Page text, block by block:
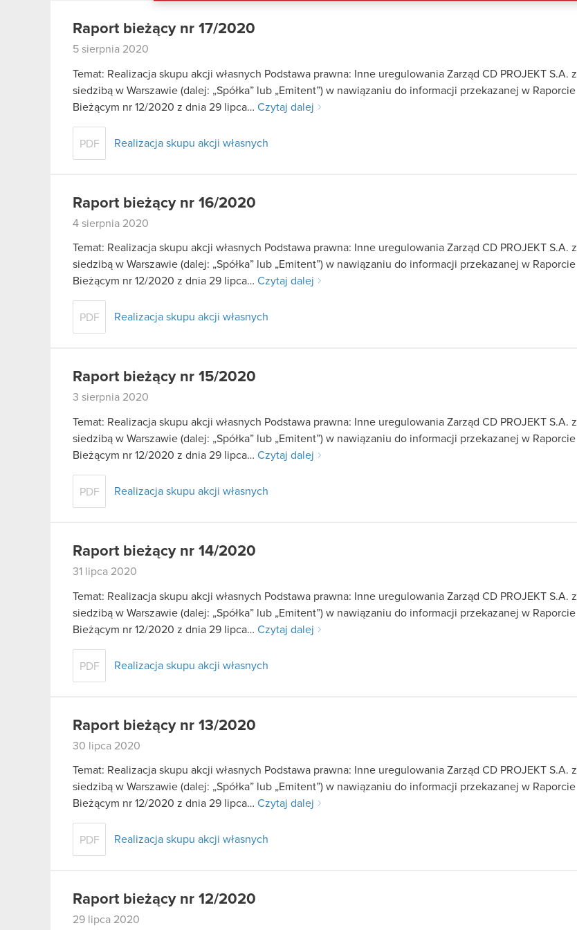
Raport bieżący nr 17/2020
5 sierpnia 2020
Temat: Realizacja skupu akcji własnych Podstawa prawna: Inne uregulowania Zarząd CD PROJEKT S.A. z
siedzibą w Warszawie (dalej: „Spółka” lub „Emitent”) w nawiązaniu do informacji przekazanej w Raporcie
Bieżącym nr 12/2020 z dnia 29 lipca… Czytaj dalej
PDF Realizacja skupu akcji własnych
Raport bieżący nr 16/2020
4 sierpnia 2020
Temat: Realizacja skupu akcji własnych Podstawa prawna: Inne uregulowania Zarząd CD PROJEKT S.A. z
siedzibą w Warszawie (dalej: „Spółka” lub „Emitent”) w nawiązaniu do informacji przekazanej w Raporcie
Bieżącym nr 12/2020 z dnia 29 lipca… Czytaj dalej
PDF Realizacja skupu akcji własnych
Raport bieżący nr 15/2020
3 sierpnia 2020
Temat: Realizacja skupu akcji własnych Podstawa prawna: Inne uregulowania Zarząd CD PROJEKT S.A. z
siedzibą w Warszawie (dalej: „Spółka” lub „Emitent”) w nawiązaniu do informacji przekazanej w Raporcie
Bieżącym nr 12/2020 z dnia 29 lipca… Czytaj dalej
PDF Realizacja skupu akcji własnych
Raport bieżący nr 14/2020
31 lipca 2020
Temat: Realizacja skupu akcji własnych Podstawa prawna: Inne uregulowania Zarząd CD PROJEKT S.A. z
siedzibą w Warszawie (dalej: „Spółka” lub „Emitent”) w nawiązaniu do informacji przekazanej w Raporcie
Bieżącym nr 12/2020 z dnia 29 lipca… Czytaj dalej
PDF Realizacja skupu akcji własnych
Raport bieżący nr 13/2020
30 lipca 2020
Temat: Realizacja skupu akcji własnych Podstawa prawna: Inne uregulowania Zarząd CD PROJEKT S.A. z
siedzibą w Warszawie (dalej: „Spółka” lub „Emitent”) w nawiązaniu do informacji przekazanej w Raporcie
Bieżącym nr 12/2020 z dnia 29 lipca… Czytaj dalej
PDF Realizacja skupu akcji własnych
Raport bieżący nr 12/2020
29 lipca 2020